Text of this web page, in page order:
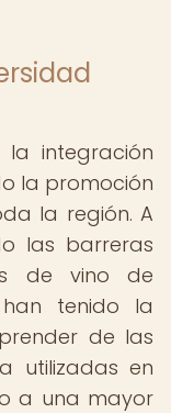
integración
la promoción
la región. A
las barreras
de vino de
tenido la
de las
utilizadas en
a una mayor